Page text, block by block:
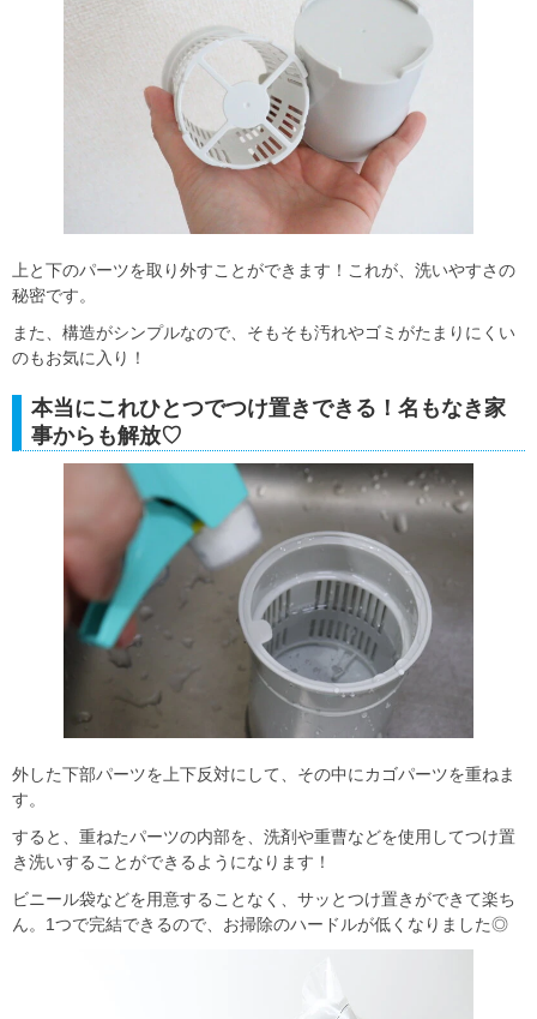
上と下のパーツを取り外すことができます！これが、洗いやすさの
秘密です。
また、構造がシンプルなので、そもそも汚れやゴミがたまりにくい
のもお気に入り！
本当にこれひとつでつけ置きできる！名もなき家
事からも解放♡
外した下部パーツを上下反対にして、その中にカゴパーツを重ねま
す。
すると、重ねたパーツの内部を、洗剤や重曹などを使用してつけ置
き洗いすることができるようになります！
ビニール袋などを用意することなく、サッとつけ置きができて楽ち
ん。1つで完結できるので、お掃除のハードルが低くなりました◎